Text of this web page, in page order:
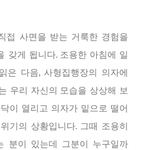
접 사면을 받는 거룩한 경험을
갖게 됩니다. 조용한 아침에 일
은 다음, 사형집행장의 의자에
우리 자신의 모습을 상상해 보
이 열리고 의자가 밑으로 떨어
기의 상황입니다. 그때 조용히
분이 있는데 그분이 누구일까